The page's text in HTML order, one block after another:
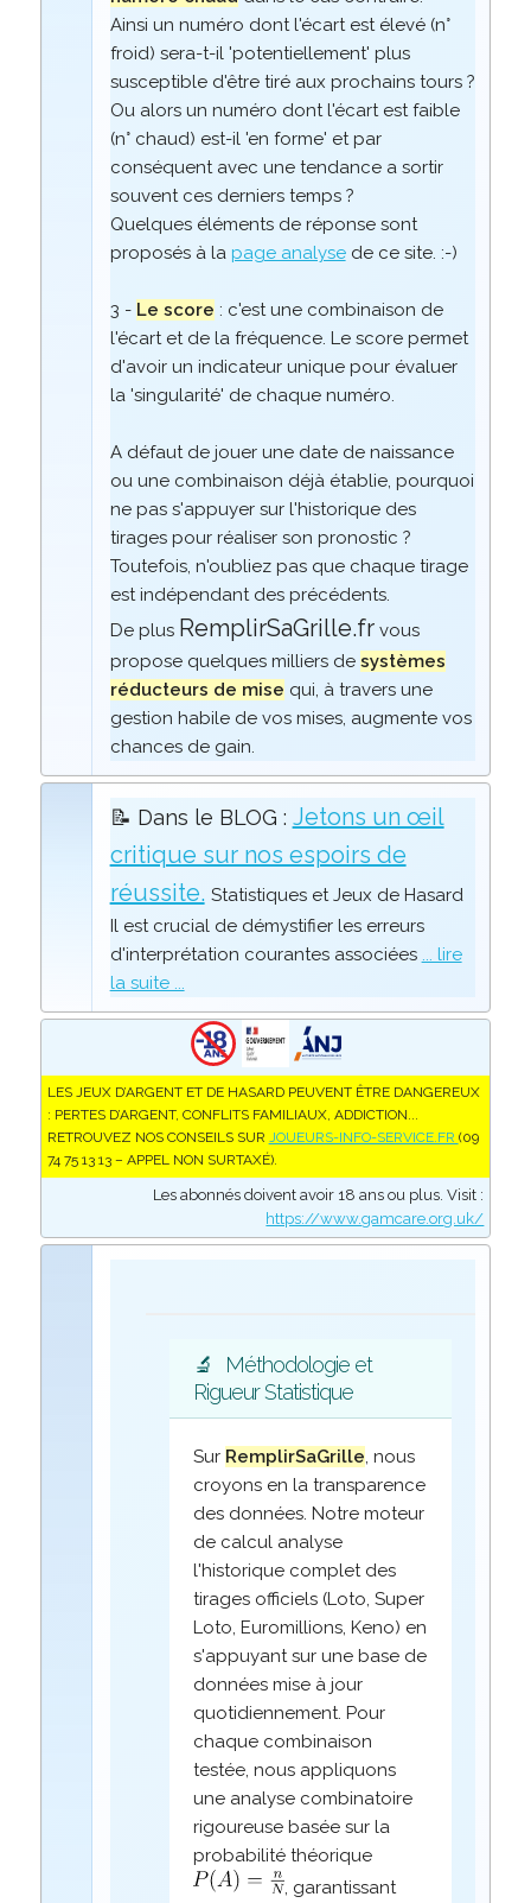
Ainsi un numéro dont l'écart est élevé (n°
froid) sera-t-il 'potentiellement' plus
susceptible d'être tiré aux prochains tours ?
Ou alors un numéro dont l'écart est faible
(n° chaud) est-il 'en forme' et par
conséquent avec une tendance a sortir
souvent ces derniers temps ?
Quelques éléments de réponse sont
proposés à la page analysede ce site. :-)
3 - Le score : c'est une combinaison de
l'écart et de la fréquence. Le score permet
d'avoir un indicateur unique pour évaluer
la 'singularité' de chaque numéro.
A défaut de jouer une date de naissance
ou une combinaison déjà établie, pourquoi
ne pas s'appuyer sur l'historique des
tirages pour réaliser son pronostic ?
Toutefois, n'oubliez pas que chaque tirage
est indépendant des précédents.
De plus RemplirSaGrille.frvous
propose quelques milliers de systèmes
réducteurs de mise qui, à travers une
gestion habile de vos mises, augmente vos
chances de gain.
📝 Dans le BLOG : Jetons un œil
critique sur nos espoirs de
réussite. Statistiques et Jeux de Hasard
Il est crucial de démystifier les erreurs
d'interprétation courantes associées ... lire
la suite ...
LES JEUX D’ARGENT ET DE HASARD PEUVENT ÊTRE DANGEREUX
: PERTES D’ARGENT, CONFLITS FAMILIAUX, ADDICTION...
RETROUVEZ NOS CONSEILS SUR JOUEURS-INFO-SERVICE.FR (09
74 75 13 13 – APPEL NON SURTAXÉ).
Les abonnés doivent avoir 18 ans ou plus. Visit :
https://www.gamcare.org.uk/
🔬
Méthodologie et
Rigueur Statistique
Sur RemplirSaGrille, nous
croyons en la transparence
des données. Notre moteur
de calcul analyse
l'historique complet des
tirages officiels (Loto, Super
Loto, Euromillions, Keno) en
s'appuyant sur une base de
données mise à jour
quotidiennement. Pour
chaque combinaison
testée, nous appliquons
une analyse combinatoire
rigoureuse basée sur la
probabilité théorique
, garantissant